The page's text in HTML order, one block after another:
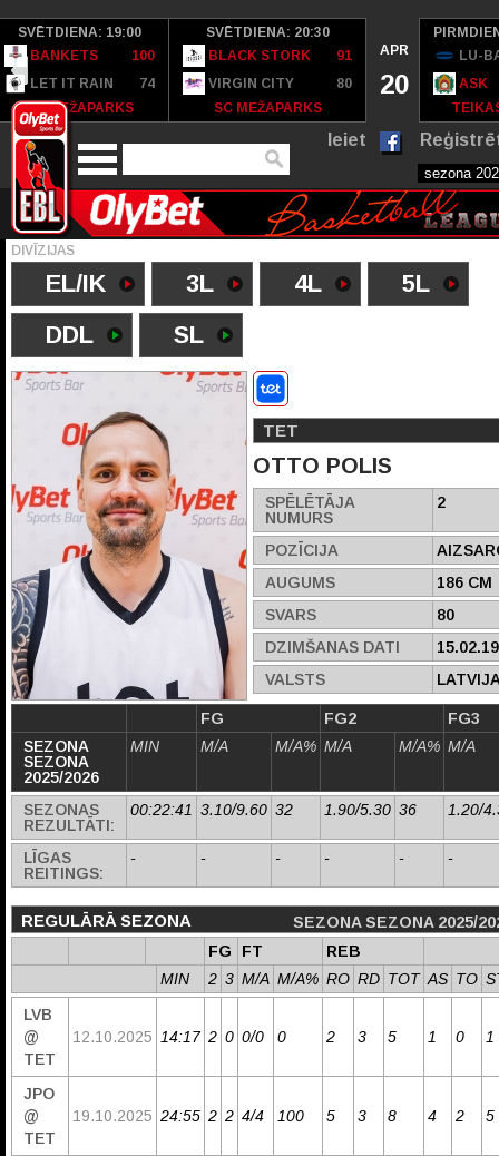
SVĒTDIENA: 19:00
BANKETS
100
LET IT RAIN
74
SC MEŽAPARKS
SVĒTDIENA: 20:30
BLACK STORK
91
VIRGIN CITY
80
SC MEŽAPARKS
APR
20
LU-
ASK
Ieiet
DIVĪZIJAS
EL/IK 3L 4L
5L
DDL
SL
TET
OTTO POLIS
SPĒLĒTĀJA
NUMURS
2
POZĪCIJA
AUGUMS
186 CM
SVARS
80
DZIMŠANAS DATI
VALSTS
FG FG2
FG3
SEZONA
SEZONA
2025/2026
MIN M/A M/A% M/A M/A% M/A
SEZONAS
REZULTĀTI:
00:22:41 3.10/9.60 32 1.90/5.30 36 1.20/
LĪGAS
REITINGS:
- - - - - -
REGULĀRĀ SEZONA
SEZONA SEZONA 2025/
FG
FT
REB
MIN
2 3 M/A M/A% RO RD TOT AS TO
LVB
@
TET
12.10.2025 14:17 2 0 0/0 0 2 3 5 1 0 1
JPO
@
TET
19.10.2025 24:55 2 2 4/4 100 5 3 8 4 2 5